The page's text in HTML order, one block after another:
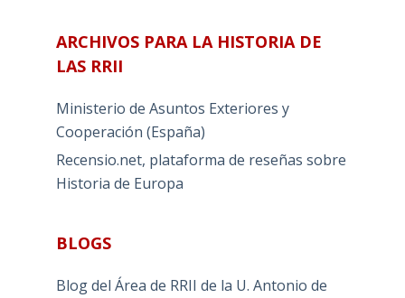
ARCHIVOS PARA LA HISTORIA DE
LAS RRII
Ministerio de Asuntos Exteriores y
Cooperación (España)
Recensio.net, plataforma de reseñas sobre
Historia de Europa
BLOGS
Blog del Área de RRII de la U. Antonio de